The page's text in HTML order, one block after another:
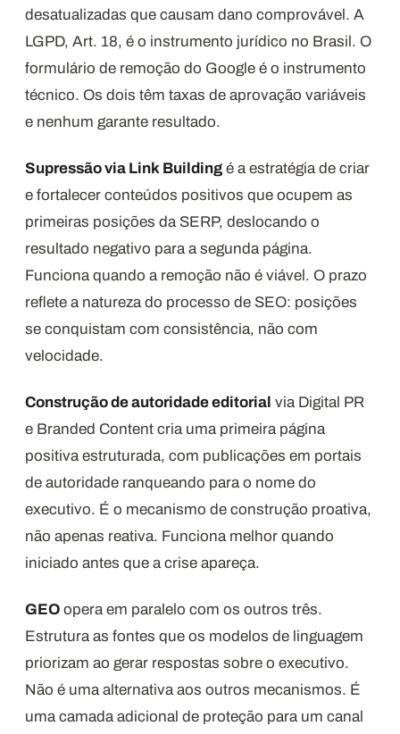
desatualizadas que causam dano comprovável. A
LGPD, Art. 18, é o instrumento jurídico no Brasil. O
formulário de remoção do Google é o instrumento
técnico. Os dois têm taxas de aprovação variáveis
e nenhum garante resultado.
Supressão via Link Building é a estratégia de criar
e fortalecer conteúdos positivos que ocupem as
primeiras posições da SERP, deslocando o
resultado negativo para a segunda página.
Funciona quando a remoção não é viável. O prazo
reflete a natureza do processo de SEO: posições
se conquistam com consistência, não com
velocidade.
Construção de autoridade editorial via Digital PR
e Branded Content cria uma primeira página
positiva estruturada, com publicações em portais
de autoridade ranqueando para o nome do
executivo. É o mecanismo de construção proativa,
não apenas reativa. Funciona melhor quando
iniciado antes que a crise apareça.
GEO opera em paralelo com os outros três.
Estrutura as fontes que os modelos de linguagem
priorizam ao gerar respostas sobre o executivo.
Não é uma alternativa aos outros mecanismos. É
uma camada adicional de proteção para um canal